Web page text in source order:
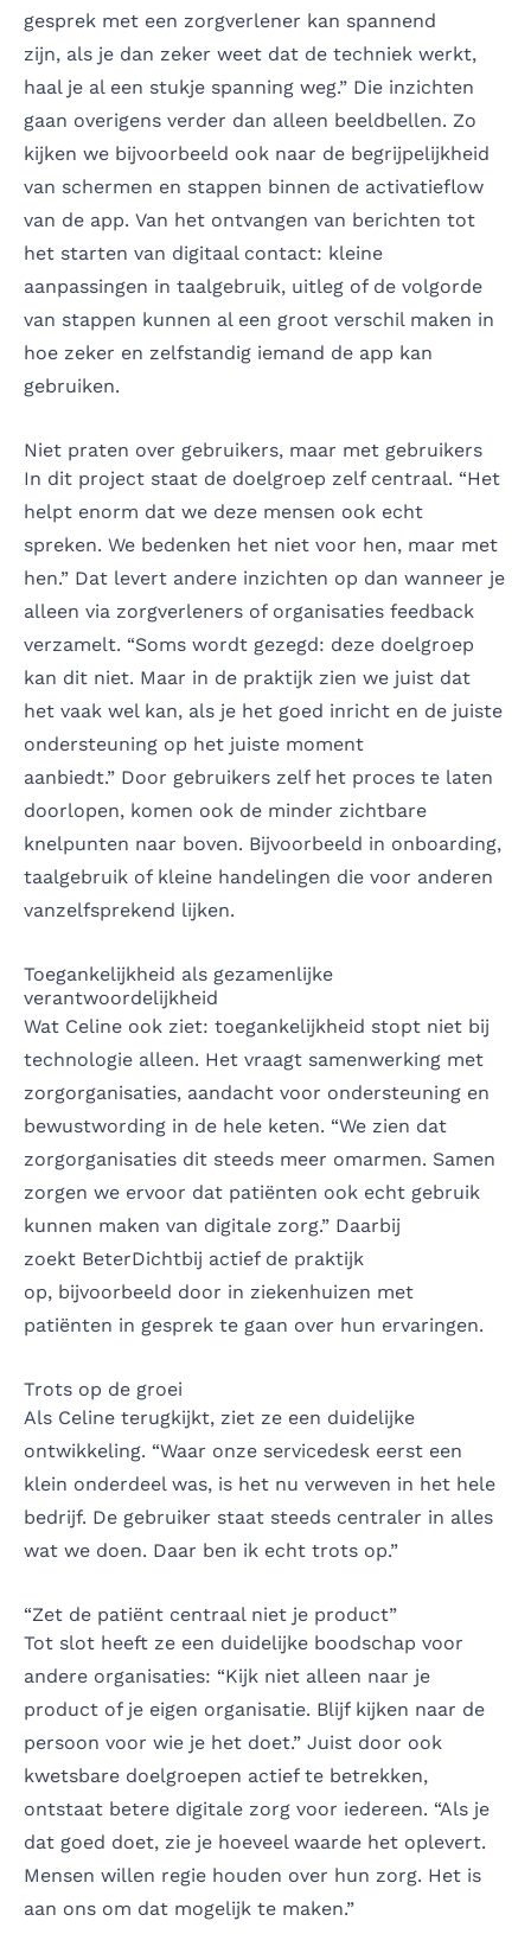
gesprek met een zorgverlener kan spannend
zijn, als je dan zeker weet dat de techniek werkt,
haal je al een stukje spanning weg.” Die inzichten
gaan overigens verder dan alleen beeldbellen. Zo
kijken we bijvoorbeeld ook naar de begrijpelijkheid
van schermen en stappen binnen de activatieflow
van de app. Van het ontvangen van berichten tot
het starten van digitaal contact: kleine
aanpassingen in taalgebruik, uitleg of de volgorde
van stappen kunnen al een groot verschil maken in
hoe zeker en zelfstandig iemand de app kan
gebruiken.
Niet praten over gebruikers, maar met gebruikers
In dit project staat de doelgroep zelf centraal. “Het
helpt enorm dat we deze mensen ook echt
spreken. We bedenken het niet voor hen, maar met
hen.” Dat levert andere inzichten op dan wanneer je
alleen via zorgverleners of organisaties feedback
verzamelt. “Soms wordt gezegd: deze doelgroep
kan dit niet. Maar in de praktijk zien we juist dat
het vaak wel kan, als je het goed inricht en de juiste
ondersteuning op het juiste moment
aanbiedt.” Door gebruikers zelf het proces te laten
doorlopen, komen ook de minder zichtbare
knelpunten naar boven. Bijvoorbeeld in onboarding,
taalgebruik of kleine handelingen die voor anderen
vanzelfsprekend lijken.
Toegankelijkheid als gezamenlijke
verantwoordelijkheid
Wat Celine ook ziet: toegankelijkheid stopt niet bij
technologie alleen. Het vraagt samenwerking met
zorgorganisaties, aandacht voor ondersteuning en
bewustwording in de hele keten. “We zien dat
zorgorganisaties dit steeds meer omarmen. Samen
zorgen we ervoor dat patiënten ook echt gebruik
kunnen maken van digitale zorg.” Daarbij
zoekt BeterDichtbij actief de praktijk
op, bijvoorbeeld door in ziekenhuizen met
patiënten in gesprek te gaan over hun ervaringen.
Trots op de groei
Als Celine terugkijkt, ziet ze een duidelijke
ontwikkeling. “Waar onze servicedesk eerst een
klein onderdeel was, is het nu verweven in het hele
bedrijf. De gebruiker staat steeds centraler in alles
wat we doen. Daar ben ik echt trots op.”
“Zet de patiënt centraal niet je product”
Tot slot heeft ze een duidelijke boodschap voor
andere organisaties: “Kijk niet alleen naar je
product of je eigen organisatie. Blijf kijken naar de
persoon voor wie je het doet.” Juist door ook
kwetsbare doelgroepen actief te betrekken,
ontstaat betere digitale zorg voor iedereen. “Als je
dat goed doet, zie je hoeveel waarde het oplevert.
Mensen willen regie houden over hun zorg. Het is
aan ons om dat mogelijk te maken.”